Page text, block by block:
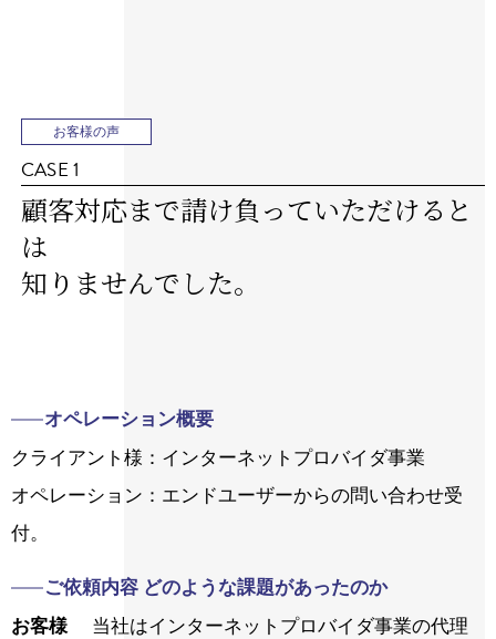
お客様の声
CASE 1
顧客対応まで請け負っていただけると
は
知りませんでした。
オペレーション概要
クライアント様：インターネットプロバイダ事業
オペレーション：エンドユーザーからの問い合わせ受
付。
ご依頼内容 どのような課題があったのか
お客様
当社はインターネットプロバイダ事業の代理